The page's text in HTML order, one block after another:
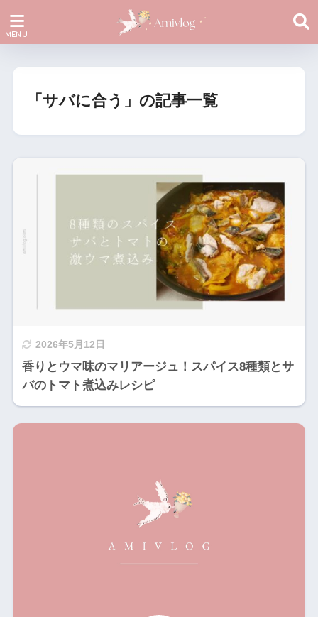
「サバに合う」の記事一覧
2026年5月12日
香りとウマ味のマリアージュ！スパイス8種類とサ
バのトマト煮込みレシピ